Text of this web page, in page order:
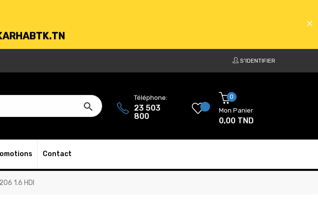
DE 250DT D'ACHATS
DE 250DT D'ACHATS
S'IDENTIFIER

Téléphone:
23 503
800
0
Mon Panier
0,00 TND
Contact
1.6 HDI